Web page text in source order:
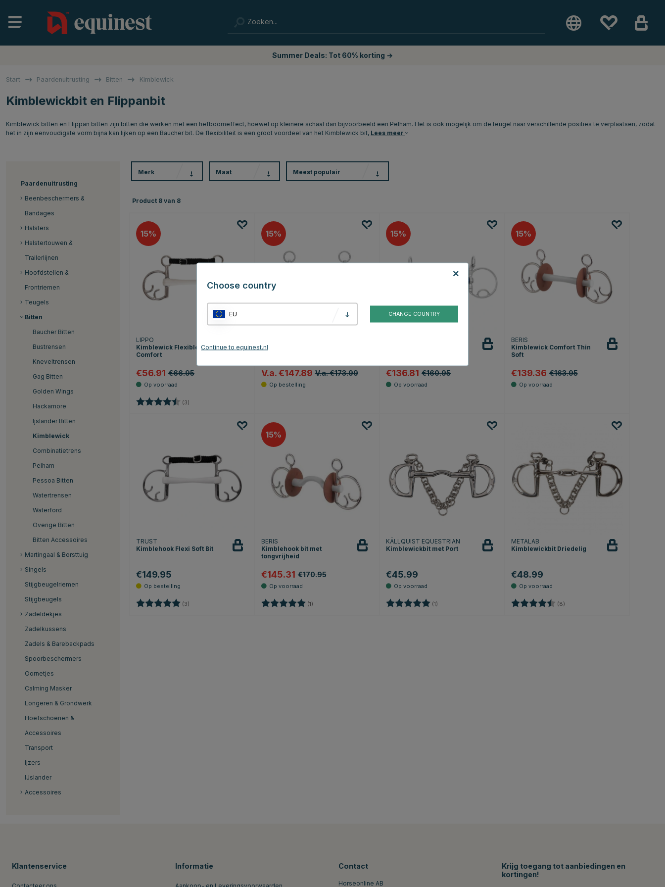
Summer Deals: Tot 60% korting →
Start Paardenuitrusting Bitten Kimblewick
Kimblewickbit en Flippanbit
Kimblewick bitten en Flippan bitten zijn bitten die werken met een hefboomeffect, hoewel op kleinere schaal dan bijvoorbeeld een Pelham. Het is ook mogelijk om de teugel naar verschillende posities te verplaatsen, zodat
het in zijn eenvoudigste vorm bijna kan lijken op een Baucher bit. De flexibiliteit is een groot voordeel van het Kimblewick bit, Lees meer
Paardenuitrusting
Beenbeschermers &
Bandages
Halsters
Halstertouwen &
Trailerlijnen
Hoofdstellen &
Frontriemen
Teugels
Bitten
Baucher Bitten
Bustrensen
Kneveltrensen
Gag Bitten
Golden Wings
Hackamore
Ijslander Bitten
Kimblewick
Combinatietrens
Pelham
Pessoa Bitten
Watertrensen
Waterford
Overige Bitten
Bitten Accessoires
Martingaal & Borsttuig
Singels
Stijgbeugelriemen
Stijgbeugels
Zadeldekjes
Zadelkussens
Zadels & Barebackpads
Spoorbeschermers
Oornetjes
Calming Masker
Longeren & Grondwerk
Hoefschoenen &
Accessoires
Transport
Ijzers
IJslander
Accessoires
Merk Maat Meest populair
Product 8 van 8
15
LIPPO
Kimblewick Flexible PU
Comfort
€56.91 €66.95
Beoordeling: (3)
15
Blue DC Morgan
V.a. €147.89 V.a. €173.99
15
€136.81 €160.95
15
BERIS
Kimblewick Comfort Thin
Soft
€139.36 €163.95
TRUST
Kimblehook Flexi Soft Bit
€149.95
Beoordeling: (3)
15
BERIS
Kimblehook bit met
tongvrijheid
€145.31 €170.95
Beoordeling: (1)
KÄLLQUIST EQUESTRIAN
Kimblewickbit met Port
€45.99
Beoordeling: (1)
METALAB
Kimblewickbit Driedelig
€48.99
Beoordeling: (8)
Klantenservice Informatie Contact
Horseonline AB
Krijg toegang tot aanbiedingen en
kortingen!
Choose country
EU CHANGE COUNTRY
Continue to equinest.nl